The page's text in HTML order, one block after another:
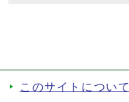
このサイトについて